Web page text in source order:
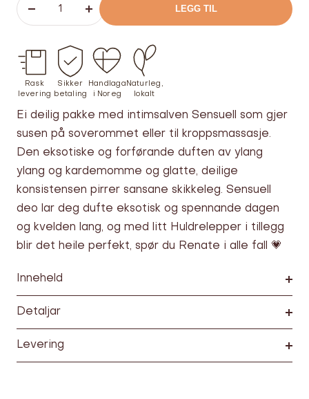
Øk
LEGG TIL
Rask
levering
Sikker
betaling
Handlaga
i Noreg
Naturleg,
lokalt
Ei deilig pakke med intimsalven Sensuell som gjer
susen på soverommet eller til kroppsmassasje.
Den eksotiske og forførande duften av ylang
ylang og kardemomme og glatte, deilige
konsistensen pirrer sansane skikkeleg. Sensuell
deo lar deg dufte eksotisk og spennande dagen
og kvelden lang, og med litt Huldrelepper i tillegg
blir det heile perfekt, spør du Renate i alle fall 💗
Inneheld
Detaljar
Levering